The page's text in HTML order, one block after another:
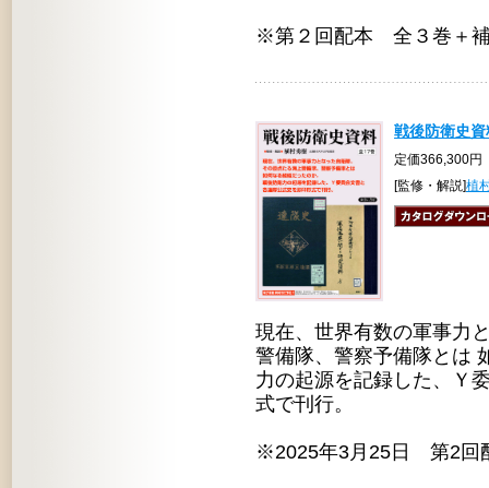
※第２回配本 全３巻＋
戦後防衛史
定価366,300
[監修・解説]植
現在、世界有数の軍事力
警備隊、警察予備隊とは
力の起源を記録した、Ｙ
式で刊行。
※2025年3月25日 第2